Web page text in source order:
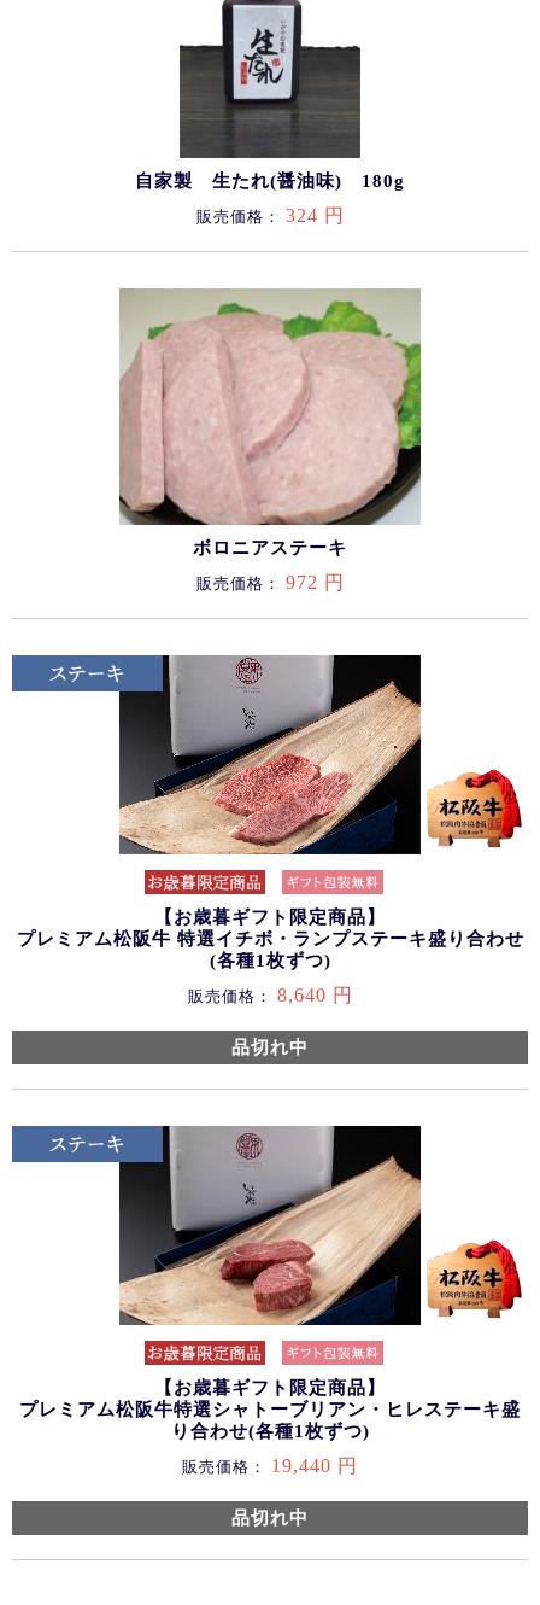
自家製 生たれ(醤油味) 180g
販売価格： 324 円
ボロニアステーキ
販売価格： 972 円
【お歳暮ギフト限定商品】
プレミアム松阪牛 特選イチボ・ランプステーキ盛り合わせ
(各種1枚ずつ)
販売価格： 8,640 円
品切れ中
【お歳暮ギフト限定商品】
プレミアム松阪牛特選シャトーブリアン・ヒレステーキ盛
り合わせ(各種1枚ずつ)
販売価格： 19,440 円
品切れ中